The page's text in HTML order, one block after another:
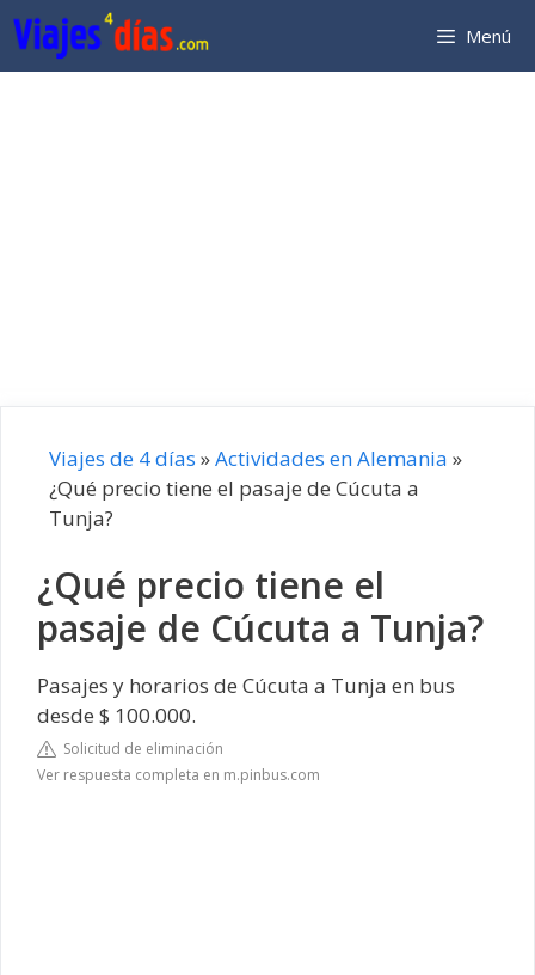
Saltar
al
contenido
Menú
Viajes de 4 días »Actividades en Alemania »
¿Qué precio tiene el pasaje de Cúcuta a
Tunja?
¿Qué precio tiene el
pasaje de Cúcuta a Tunja?
Pasajes y horarios de Cúcuta a Tunja en bus
desde $ 100.000.
Solicitud de eliminación
Ver respuesta completa en m.pinbus.com